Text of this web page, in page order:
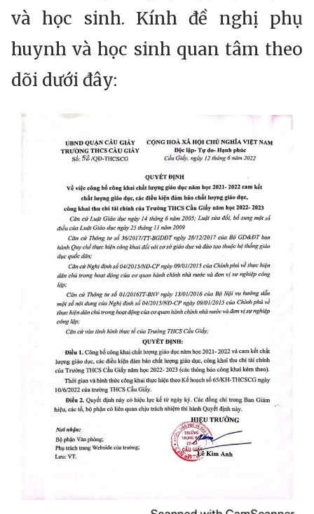
và học sinh. Kính đề nghị phụ
huynh và học sinh quan tâm theo
dõi dưới đây: